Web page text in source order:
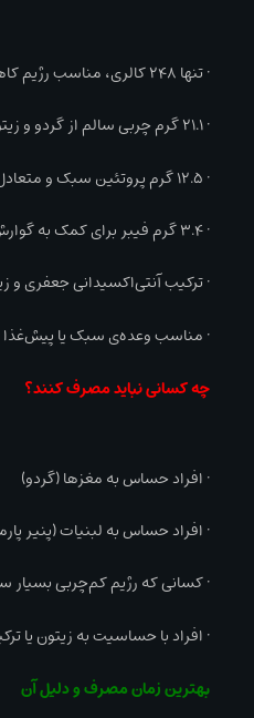
• تنها ۲۴۸ کالری، مناسب رژیم کاهش وزن
• ۲۱.۱ گرم چربی سالم از گردو و زیتون
• ۱۲.۵ گرم پروتئین سبک و متعادل
• ۳.۴ گرم فیبر برای کمک به گوارش
• ترکیب آنتی‌اکسیدانی جعفری و
• مناسب وعده‌ی سبک یا پیش‌غذا
چه کسانی نباید مصرف کنند؟
• افراد حساس به مغزها (گردو)
• افراد حساس به لبنیات (پنیر
• کسانی که رژیم کم‌چربی بسیار
• افراد با حساسیت به زیتون یا
بهترین زمان مصرف و دلیل آن